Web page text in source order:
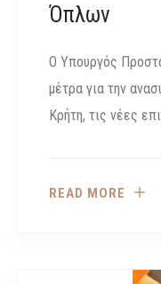
Όπλων
Ο Υπουργός
μέτρα για την
Κρήτη, τις νέες
READ MORE